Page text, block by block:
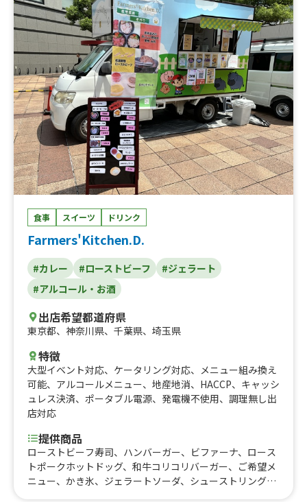
食事 スイーツ ドリンク
Farmers'Kitchen.D.
#カレー #ローストビーフ
#ジェラート
#アルコール・お酒
出店希望都道府県
東京都、 神奈川県、 千葉県、 埼玉県
特徴
大型イベント対応、 ケータリング対応、 メニュー組み換え
可能、 アルコールメニュー、 地産地消、 HACCP、 キャッシ
ュレス決済、 ポータブル電源、 発電機不使用、 調理無し出
店対応
提供商品
ローストビーフ寿司、ハンバーガー、ビファーナ、ロース
トポークホットドッグ、和牛コリコリバーガー、ご希望メ
ニュー、かき氷、ジェラートソーダ、シューストリングポ